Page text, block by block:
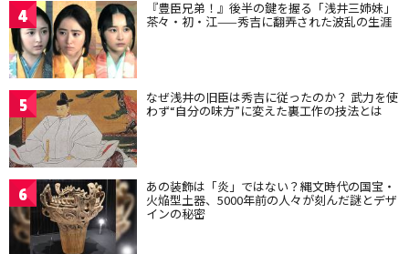
4 『豊臣兄弟！』後半の鍵を握る「浅井三姉妹」
茶々・初・江——秀吉に翻弄された波乱の生涯
5 なぜ浅井の旧臣は秀吉に従ったのか？ 武力を使
わず“自分の味方”に変えた裏工作の技法とは
6 あの装飾は「炎」ではない？縄文時代の国宝・
火焔型土器、5000年前の人々が刻んだ謎とデザ
インの秘密